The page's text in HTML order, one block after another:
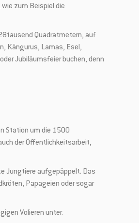
zum Beispiel die
Quadratmetern, auf
Kängurus, Lamas, Esel,
Jubiläumsfeier buchen, denn
Station um die 1500
der Öffentlichkeitsarbeit,
Jungtiere aufgepäppelt. Das
Papageien oder sogar
Volieren unter.